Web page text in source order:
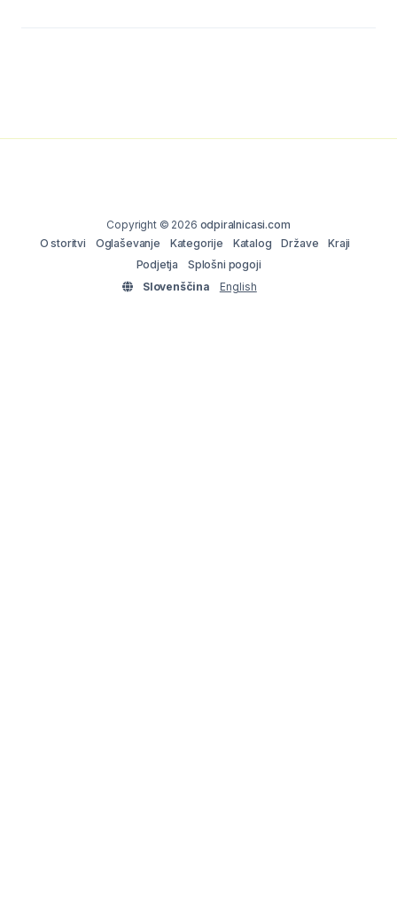
Copyright © 2026 odpiralnicasi.com
O storitvi
Oglaševanje Kategorije Katalog Države
Kraji
Podjetja
Splošni pogoji
Slovenščina
English